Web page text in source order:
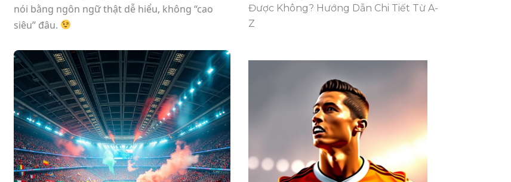
nói bằng ngôn ngữ thật dễ hiểu, không “cao
siêu” đâu.
Được Không? Hướng Dẫn Chi Tiết Từ A-
Z